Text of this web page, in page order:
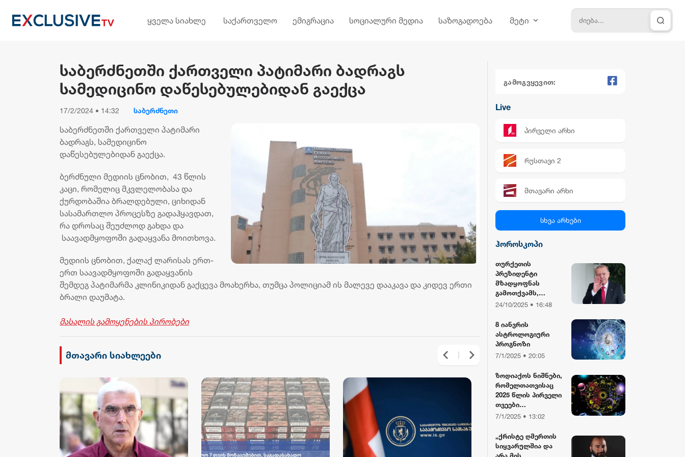
ყველა სიახლე საქართველო ემიგრაცია სოციალური მედია საზოგადოება მეტი
საბერძნეთში ქართველი პატიმარი ბადრაგს
სამედიცინო დაწესებულებიდან გაექცა
17/2/2024 • 14:32 საბერძნეთი
საბერძნეთში ქართველი პატიმარი
ბადრაგს, სამედიცინო
დაწესებულებიდან გაექცა.
ბერძნული მედიის ცნობით, 43 წლის
კაცი, რომელიც მკვლელობასა და
ქურდობაშია ბრალდებული, ციხიდან
სასამართლო პროცესზე გადაჰყავდათ,
რა დროსაც შეუძლოდ გახდა და
საავადმყოფოში გადაყვანა მოითხოვა.
მედიის ცნობით, ქალაქ ლარისას ერთ-
ერთ საავადმყოფოში გადაყვანის
შემდეგ პატიმარმა კლინიკიდან გაქცევა მოახერხა, თუმცა პოლიციამ ის მალევე დააკავა და კიდევ ერთი
ბრალი დაუმატა.
მასალის გამოყენების პირობები
მთავარი სიახლეები
გამოგვყევით:
Live
პირველი არხი
რუსთავი 2
მთავარი არხი
პალიტრა News
სილქ უნივერსალი
TV პირველი
რიონი
სხვა არხები
ჰოროსკოპი
თურქეთის
პრეზიდენტი
მზადყოფნას
გამოთქვამს,
რუსეთისა და აშშ-
მასპინძლობისთვის
24/10/2025 • 16:48
8 იანვრის
ასტროლოგიური
პროგნოზი
7/1/2025 • 20:05
ზოდიაქოს ნიშნები,
რომელთათვისაც
2025 წლის პირველი
თვეები
განსაკუთრებით
იქნება
7/1/2025 • 13:02
„ქრისტე ღმერთის
სიყვარულშია და